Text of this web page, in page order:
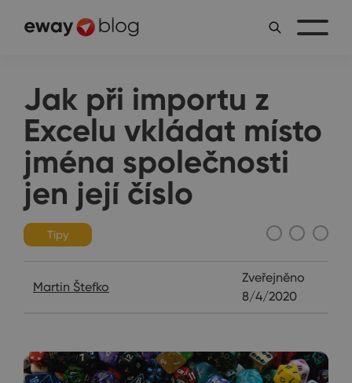
Jak při importu z
Excelu vkládat místo
jména společnosti
jen její číslo
Tipy
Martin Štefko
Zveřejněno
8/4/2020